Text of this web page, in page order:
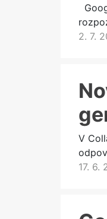
2. 7.
V
17. 6.